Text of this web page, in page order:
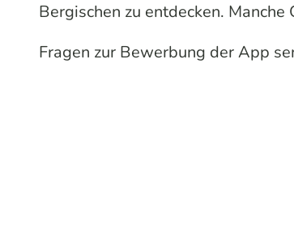
Bergischen zu entdecken.
Fragen zur Bewerbung der App